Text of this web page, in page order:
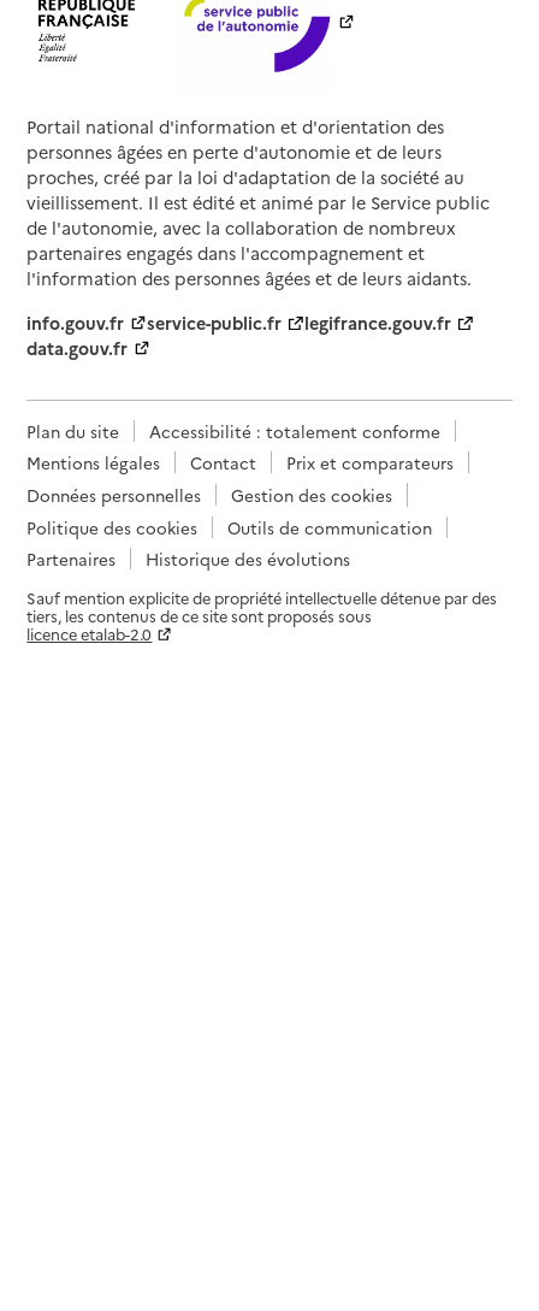
Portail national d'information et d'orientation des
personnes âgées en perte d'autonomie et de leurs
proches, créé par la loi d'adaptation de la société au
vieillissement. Il est édité et animé par le Service public
de l'autonomie, avec la collaboration de nombreux
partenaires engagés dans l'accompagnement et
l'information des personnes âgées et de leurs aidants.
info.gouv.fr
service-public.fr
legifrance.gouv.fr
data.gouv.fr
Plan du site
Accessibilité : totalement conforme
Mentions légales
Contact
Prix et comparateurs
Données personnelles
Gestion des cookies
Politique des cookies
Outils de communication
Partenaires
Historique des évolutions
Sauf mention explicite de propriété intellectuelle détenue par des
tiers, les contenus de ce site sont proposés sous
licence etalab-2.0